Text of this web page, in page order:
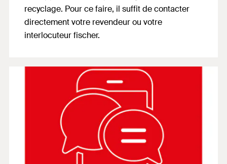
recyclage. Pour ce faire, il suffit de contacter
directement votre revendeur ou votre
interlocuteur fischer.